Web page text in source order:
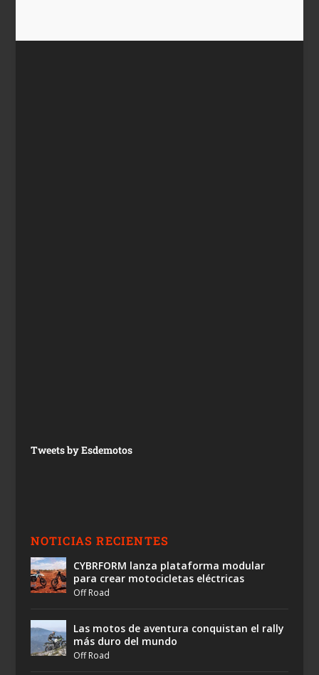
Tweets by Esdemotos
NOTICIAS RECIENTES
CYBRFORM lanza plataforma modular
para crear motocicletas eléctricas
Off Road
Las motos de aventura conquistan el rally
más duro del mundo
Off Road